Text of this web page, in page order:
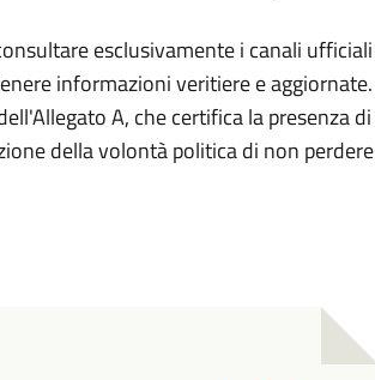
esclusivamente i canali ufficiali
informazioni veritiere e aggiornate.
A, che certifica la presenza di
della volontà politica di non perdere